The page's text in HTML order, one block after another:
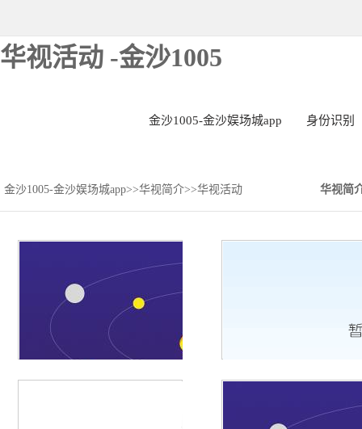
华视活动 -金沙1005
金沙1005-金沙娱场城app 身份识别
金沙1005-金沙娱场城app>>华视简介>>华视活动 华视简